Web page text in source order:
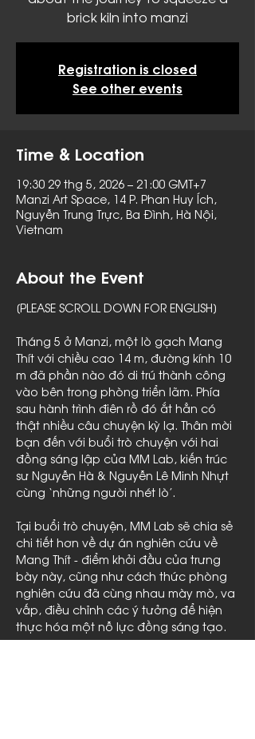
brick kiln into manzi
Registration is closed
See other events
Time & Location
19:30 29 thg 5, 2026 – 21:00 GMT+7
Manzi Art Space, 14 P. Phan Huy Ích,
Nguyễn Trung Trực, Ba Đình, Hà Nội,
Vietnam
About the Event
[PLEASE SCROLL DOWN FOR ENGLISH]
Tháng 5 ở Manzi, một lò gạch Mang
Thít với chiều cao 14 m, đường kính 10
m đã phần nào đó di trú thành công
vào bên trong phòng triển lãm. Phía
sau hành trình điên rồ đó ắt hẳn có
thật nhiều câu chuyện kỳ lạ. Thân mời
bạn đến với buổi trò chuyện với hai
đồng sáng lập của MM Lab, kiến trúc
sư Nguyễn Hà & Nguyễn Lê Minh Nhựt
cùng ‘những người nhét lò’.
Tại buổi trò chuyện, MM Lab sẽ chia sẻ
chi tiết hơn về dự án nghiên cứu về
Mang Thít - điểm khởi đầu của trưng
bày này, cũng như cách thức phòng
nghiên cứu đã cùng nhau mày mò, va
vấp, điều chỉnh các ý tưởng để hiện
thực hóa một nỗ lực đồng sáng tạo.